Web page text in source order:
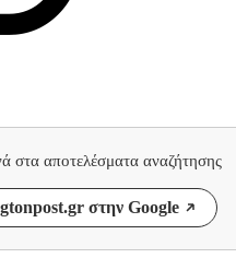
στα αποτελέσματα αναζήτησης
στην Google